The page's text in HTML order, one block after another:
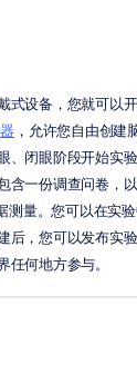
设备，您就可以开
，允许您自由创建
、闭眼阶段开始实
含一份调查问卷，
测量。您可以在实
后，您可以发布实
何地方参与。